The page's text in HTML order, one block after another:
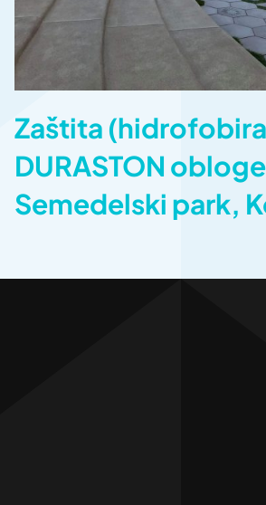
Zaštita
DURASTON
Semedelski park,